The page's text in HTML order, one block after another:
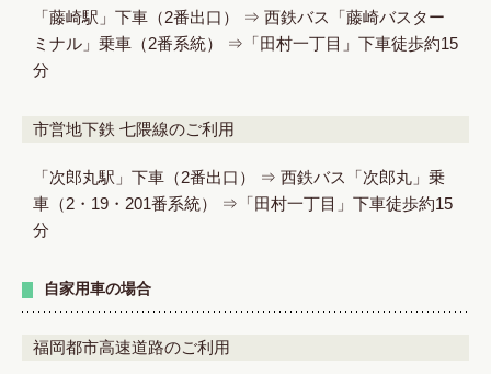
「藤崎駅」下車（2番出口） ⇒ 西鉄バス「藤崎バスター
ミナル」乗車（2番系統） ⇒「田村一丁目」下車徒歩約15
分
市営地下鉄 七隈線のご利用
「次郎丸駅」下車（2番出口） ⇒ 西鉄バス「次郎丸」乗
車（2・19・201番系統） ⇒「田村一丁目」下車徒歩約15
分
自家用車の場合
福岡都市高速道路のご利用